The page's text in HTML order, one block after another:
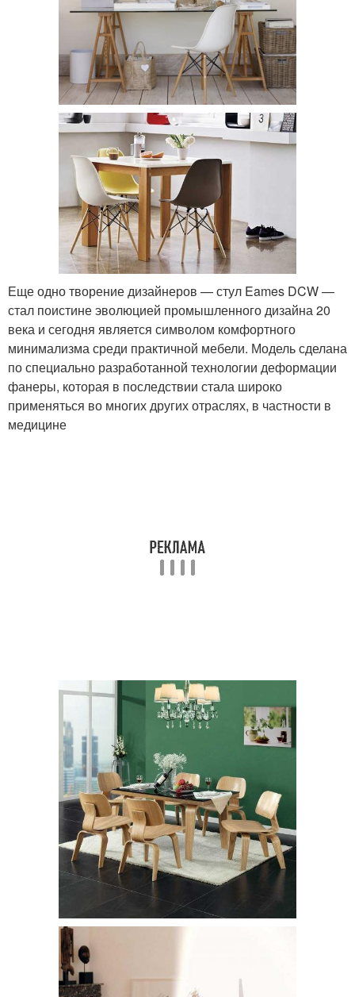
Еще одно творение дизайнеров — стул Eames DCW —
стал поистине эволюцией промышленного дизайна 20
века и сегодня является символом комфортного
минимализма среди практичной мебели. Модель сделана
по специально разработанной технологии деформации
фанеры, которая в последствии стала широко
применяться во многих других отраслях, в частности в
медицине